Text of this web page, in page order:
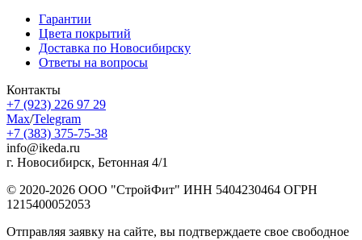
Гарантии
Цвета покрытий
Доставка по Новосибирску
Ответы на вопросы
Контакты
+7 (923) 226 97 29
Max/Telegram
+7 (383) 375-75-38
info@ikeda.ru
г. Новосибирск, Бетонная 4/1
© 2020-2026 ООО "СтройФит" ИНН 5404230464 ОГРН
1215400052053
Отправляя заявку на сайте, вы подтверждаете свое свободное